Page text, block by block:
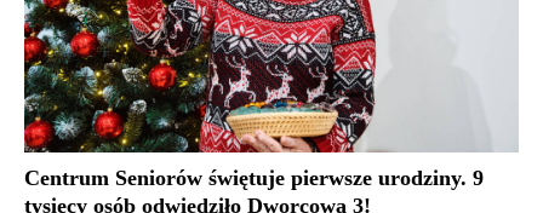
Centrum Seniorów świętuje pierwsze urodziny. 9
tysięcy osób odwiedziło Dworcową 3!